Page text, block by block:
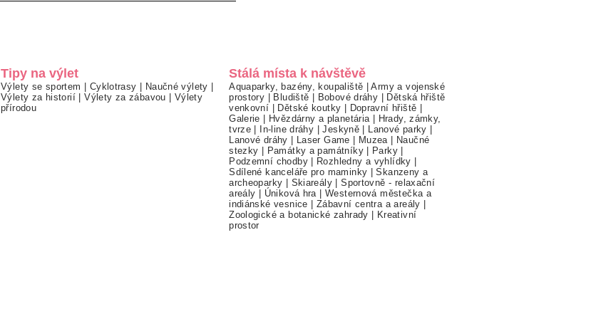
Tipy na výlet
Výlety se sportem | Cyklotrasy | Naučné výlety |
Výlety za historií |Výlety za zábavou | Výlety
přírodou
Stálá místa k návštěvě
Aquaparky, bazény, koupaliště |Army a vojenské
prostory | Bludiště | Bobové dráhy | Dětská hřiště
venkovní | Dětské koutky | Dopravní hřiště |
Galerie | Hvězdárny a planetária | Hrady, zámky,
tvrze | In-line dráhy |Jeskyně | Lanové parky |
Lanové dráhy | Laser Game | Muzea | Naučné
stezky | Památky a památníky| Parky |
Podzemní chodby| Rozhledny a vyhlídky |
Sdílené kanceláře pro maminky |Skanzeny a
archeoparky | Skiareály |Sportovně - relaxační
areály | Úniková hra |Westernová městečka a
indiánské vesnice | Zábavní centra a areály |
Zoologické a botanické zahrady | Kreativní
prostor